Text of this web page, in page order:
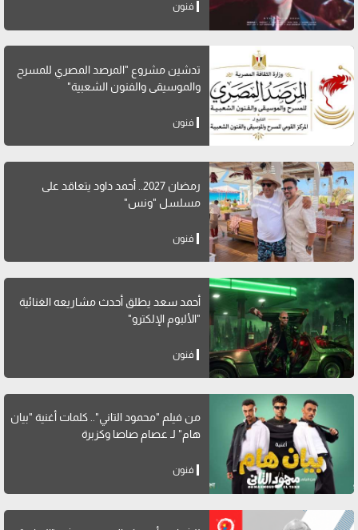
فنون
تدشين مشروع "المرصد المصري للمسرح
والموسيقى والفنون الشعبية"
فنون
رمضان 2027.. أحمد داود يتعاقد على
مسلسل "ونس"
فنون
أحمد سعد يطلق أحدث مشاريعه الغنائية
"الألبوم الإلكترو"
فنون
من فيلم "محمود التاني".. كلمات أغنية "بيان
هام" لـ عصام صاصا وكزبرة
فنون